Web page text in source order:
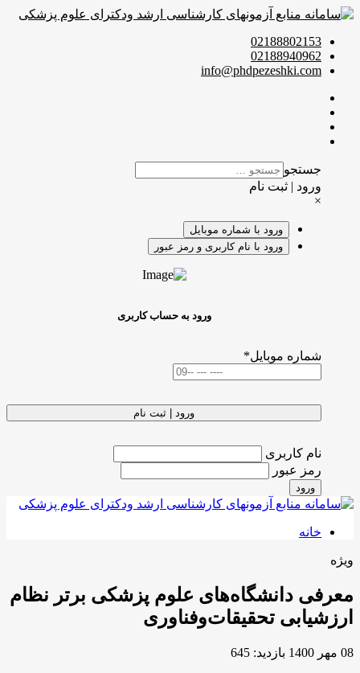
02188802153
02188940962
info@phdpezeshki.com
جستجو
ورود | ثبت نام
×
ورود با شماره موبایل
ورود با نام کاربری و رمز عبور
ورود به حساب کاربری
شماره موبایل*
ورود | ثبت نام
نام کاربری
رمز عبور
ورود
خانه
ویژه
معرفی دانشگاه‌های علوم پزشکی برتر نظام
ارزشیابی تحقیقات‌وفناوری
08 مهر 1400 بازدید: 645